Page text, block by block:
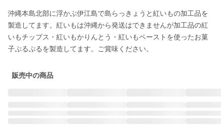
沖縄本島北部に浮かぶ伊江島で島らっきょうと紅いもの加工品を
製造してます。紅いもは沖縄から発送はできませんが加工品の紅
いもチップス・紅いもかりんとう・紅いもペーストを使ったお菓
子ぷるぷるを製造してます。ご賞味ください。
販売中の商品